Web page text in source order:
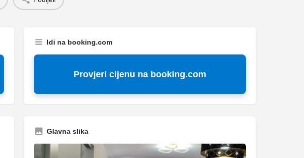
Idi na booking.com
Provjeri cijenu na booking.com
Glavna slika